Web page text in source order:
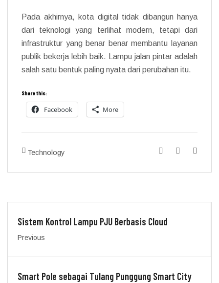
Pada akhirnya, kota digital tidak dibangun hanya
dari teknologi yang terlihat modern, tetapi dari
infrastruktur yang benar benar membantu layanan
publik bekerja lebih baik. Lampu jalan pintar adalah
salah satu bentuk paling nyata dari perubahan itu.
Share this:
Facebook More
Technology
Sistem Kontrol Lampu PJU Berbasis Cloud
Previous
Smart Pole sebagai Tulang Punggung Smart City